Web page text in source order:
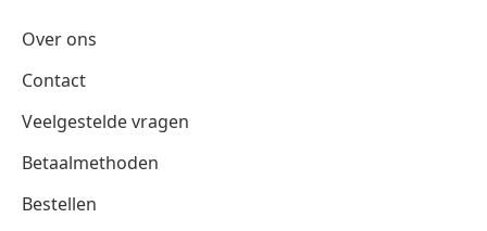
Over ons
Contact
Veelgestelde vragen
Betaalmethoden
Bestellen